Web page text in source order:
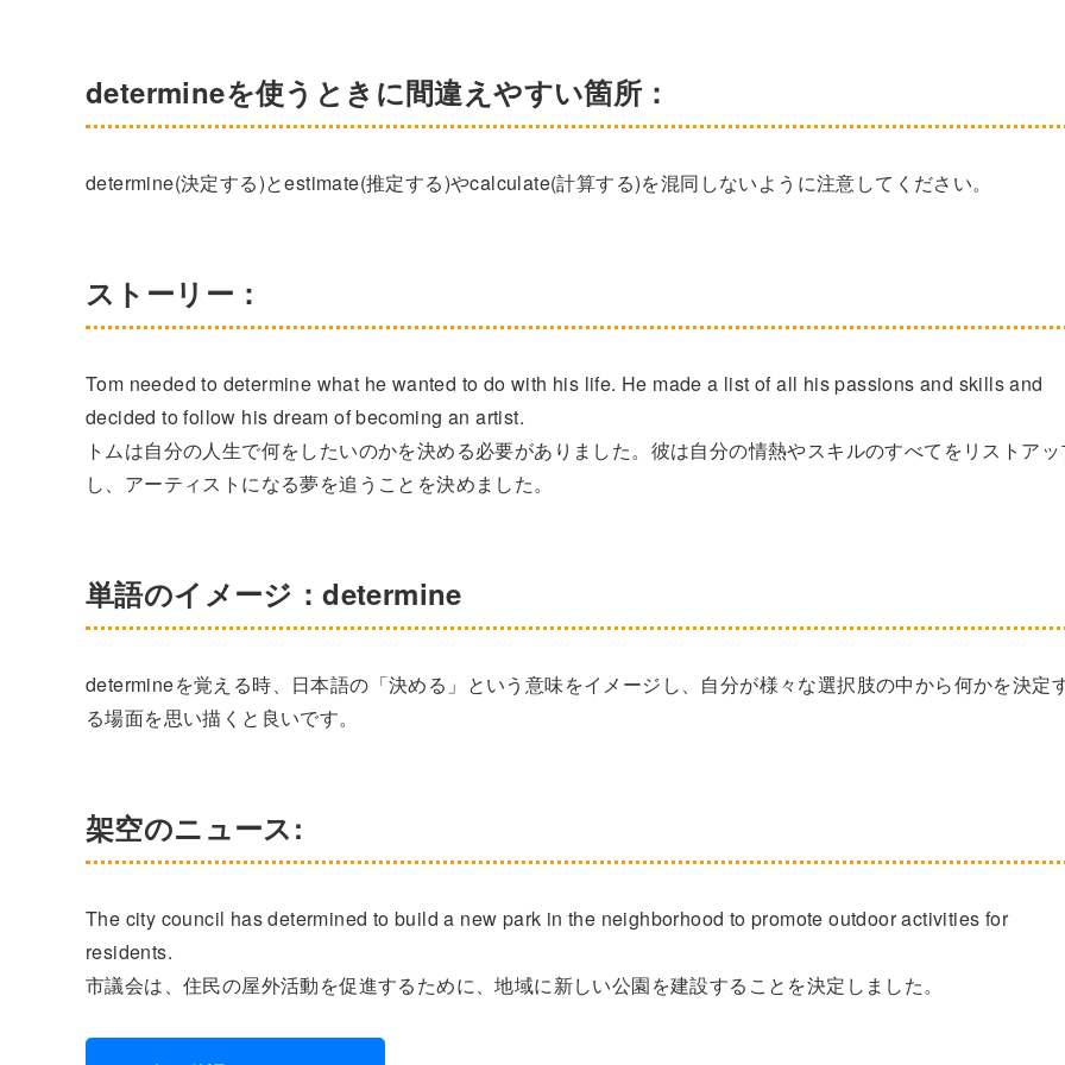
determineを使うときに間違えやすい箇所：
determine(決定する)とestimate(推定する)やcalculate(計算する)を混同しないように注意してください。
ストーリー：
Tom needed to determine what he wanted to do with his life. He made a list of all his passions and skills and
decided to follow his dream of becoming an artist.
トムは自分の人生で何をしたいのかを決める必要がありました。彼は自分の情熱やスキルのすべてをリストア
し、アーティストになる夢を追うことを決めました。
単語のイメージ：determine
determineを覚える時、日本語の「決める」という意味をイメージし、自分が様々な選択肢の中から何かを決定
る場面を思い描くと良いです。
架空のニュース:
The city council has determined to build a new park in the neighborhood to promote outdoor activities for
residents.
市議会は、住民の屋外活動を促進するために、地域に新しい公園を建設することを決定しました。